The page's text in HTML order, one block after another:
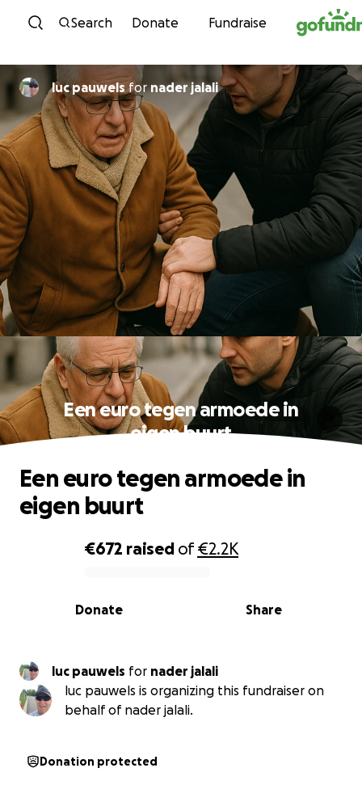
Skip to content
Search Donate Fundraise
luc pauwelsfornader jalali
Een euro tegen armoede in
eigen buurt
0% complete
€672 raised of€2.2K
Share
Donate
Een euro tegen armoede in
eigen buurt
luc pauwels for nader jalali
luc pauwels is organizing this fundraiser on
behalf of nader jalali.
Donation protected